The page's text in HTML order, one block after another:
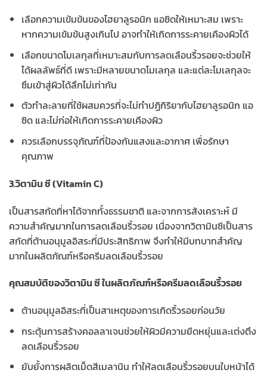
เลือกความเข้มข้นของไฮยาลูรอนิก แอซิดให้เหมาะสม เพราะ
หากความเข้มข้นสูงเกินไป อาจทำให้เกิดการระคายเคืองผิวได้
เลือกขนาดโมเลกุลที่เหมาะสมกับการลดเลือนริ้วรอยจะช่วยให้
ได้ผลลัพธ์ที่ดี เพราะมีหลายขนาดโมเลกุล และแต่ละโมเลกุลจะ
ซึมเข้าสู่ผิวได้ลึกไม่เท่ากัน
ตัวทำละลายที่ใช้ผสมควรที่จะไม่ทำปฏิกิริยากับไฮยาลูรอนิก แอ
ซิด และไม่ก่อให้เกิดการระคายเคืองผิว
ควรเลือกบรรจุภัณฑ์ที่ป้องกันแสงและอากาศ เพื่อรักษา
คุณภาพ
3.วิตามิน ซี (Vitamin C)
เป็นสารสกัดที่หาได้จากทั้งธรรมชาติ และจากการสังเคราะห์ มี
ความสำคัญมากในการลดเลือนริ้วรอย เนื่องจากวิตามินซีเป็นสาร
สกัดที่ต้านอนุมูลอิสระที่มีประสิทธิภาพ จึงทำให้มีบทบาทสำคัญ
มากในผลิตภัณฑ์หรือครีมลดเลือนริ้วรอย
คุณสมบัติของวิตามิน ซี ในผลิตภัณฑ์หรือครีมลดเลือนริ้วรอย
ต้านอนุมูลอิสระที่เป็นสาเหตุของการเกิดริ้วรอยก่อนวัย
กระตุ้นการสร้างคอลลาเจนช่วยให้ผิวมีความยืดหยุ่นและเต่งตึง
ลดเลือนริ้วรอย
ยับยั้งการผลิตเม็ดสีเมลานิน ทำให้ลดเลือนริ้วรอยบนใบหน้าได้